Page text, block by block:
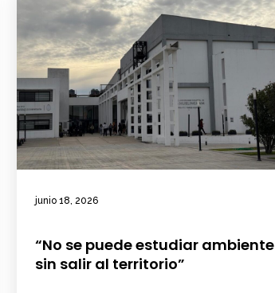
junio 18, 2026
“No se puede estudiar ambiente
sin salir al territorio”